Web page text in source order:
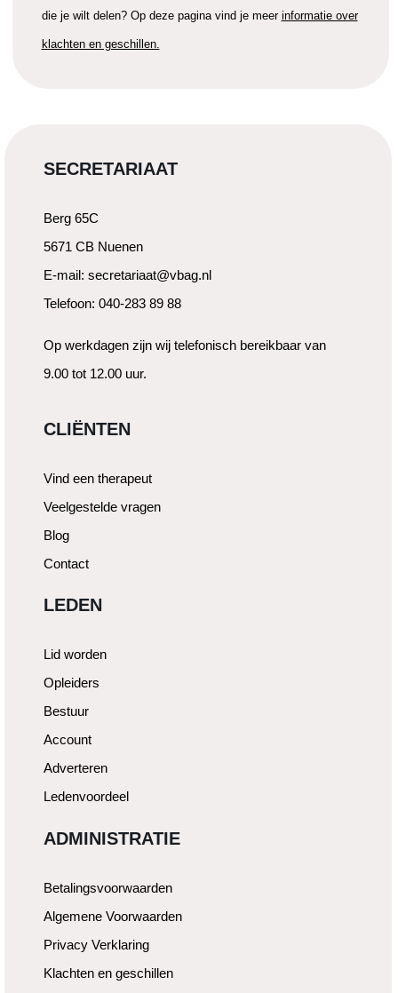
die je wilt delen? Op deze pagina vind je meer informatie over
klachten en geschillen.
SECRETARIAAT
Berg 65C
5671 CB Nuenen
E-mail: secretariaat@vbag.nl
Telefoon: 040-283 89 88
Op werkdagen zijn wij telefonisch bereikbaar van
9.00 tot 12.00 uur.
CLIËNTEN
Vind een therapeut
Veelgestelde vragen
Blog
Contact
LEDEN
Lid worden
Opleiders
Bestuur
Account
Adverteren
Ledenvoordeel
ADMINISTRATIE
Betalingsvoorwaarden
Algemene Voorwaarden
Privacy Verklaring
Klachten en geschillen